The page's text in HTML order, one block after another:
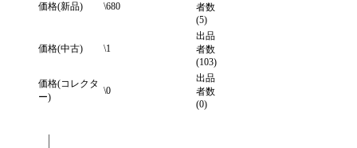
価格(新品) \680
者数
(5)
価格(中古) \1
出品
者数
(103)
価格(コレクタ
ー)
\0
出品
者数
(0)